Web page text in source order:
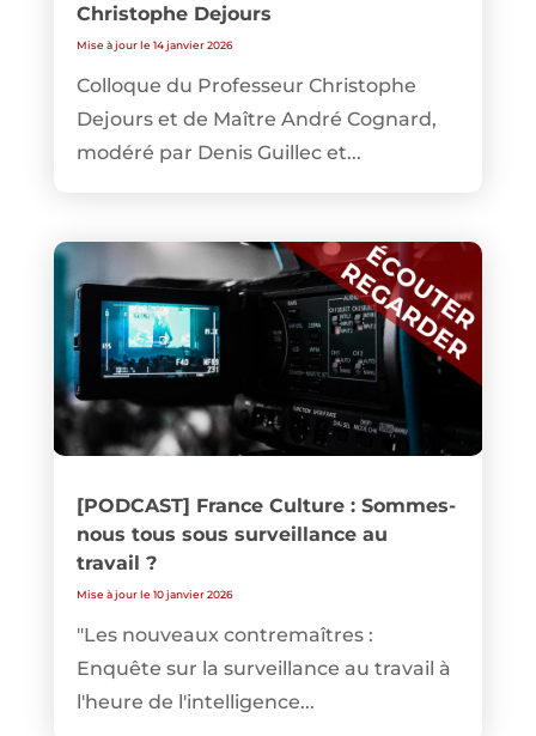
Christophe Dejours
Mise à jour le 14 janvier 2026
Colloque du Professeur Christophe
Dejours et de Maître André Cognard,
modéré par Denis Guillec et...
[PODCAST] France Culture : Sommes-
nous tous sous surveillance au
travail ?
Mise à jour le 10 janvier 2026
"Les nouveaux contremaîtres :
Enquête sur la surveillance au travail à
l'heure de l'intelligence...